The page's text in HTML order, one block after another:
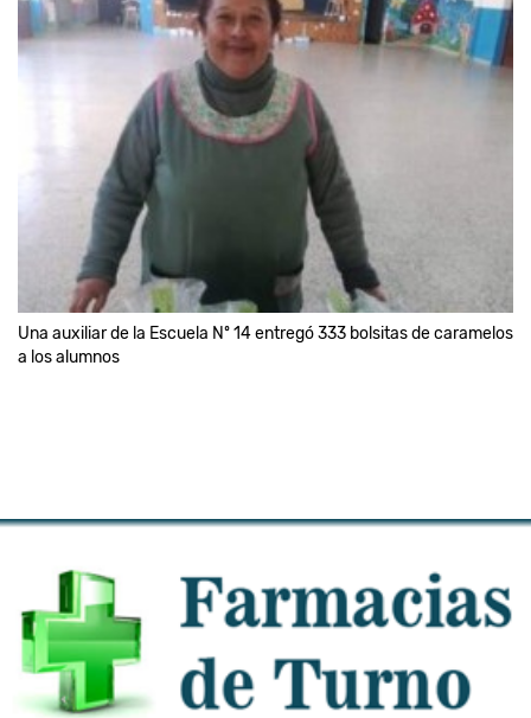
Una auxiliar de la Escuela Nº 14 entregó 333 bolsitas de caramelos
a los alumnos